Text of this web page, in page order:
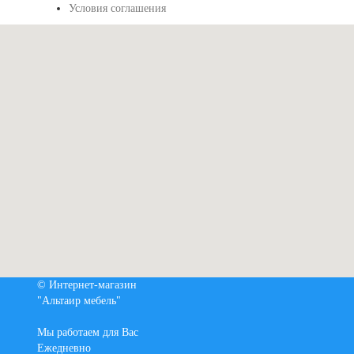
Условия соглашения
© Интернет-магазин
"Альтаир мебель"
Мы работаем для Вас
Ежедневно